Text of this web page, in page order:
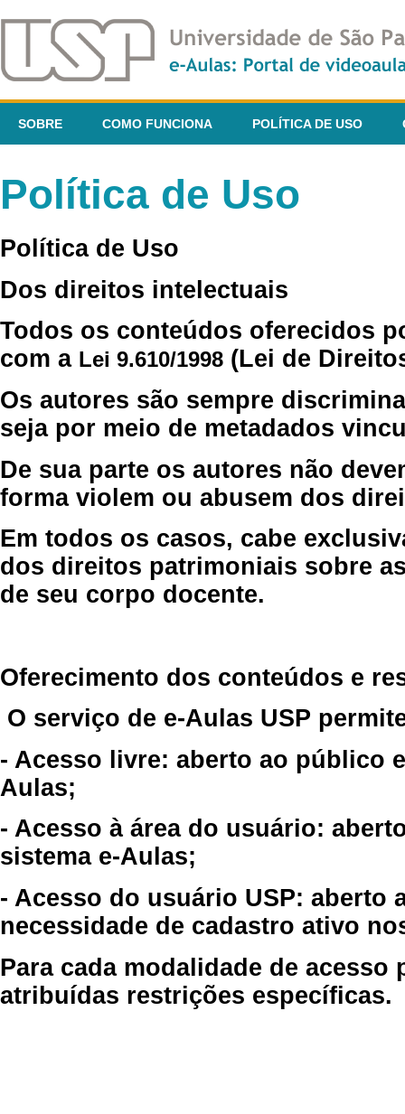
SOBRE COMO FUNCIONA POLÍTICA DE USO
Política de Uso
Política de Uso
Dos direitos intelectuais
Todos os conteúdos oferecidos
com a Lei 9.610/1998 (Lei de
Os autores são sempre
seja por meio de metadados
De sua parte os autores não
forma violem ou abusem dos
Em todos os casos, cabe
dos direitos patrimoniais sobre
de seu corpo docente.
Oferecimento dos conteúdos e
O serviço de e-Aulas USP
- Acesso livre: aberto ao público
Aulas;
- Acesso à área do usuário:
sistema e-Aulas;
- Acesso do usuário USP: aberto
necessidade de cadastro ativo
Para cada modalidade de
atribuídas restrições específicas.